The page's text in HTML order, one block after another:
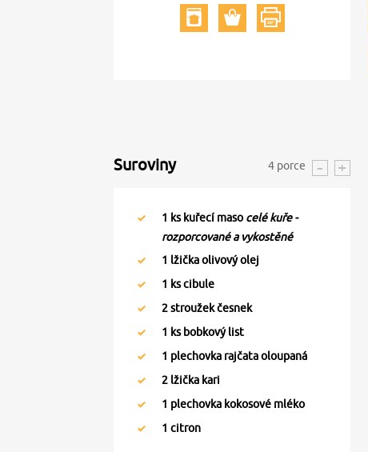
Suroviny 4 porce
1 ks kuřecí maso celé kuře -
rozporcované a vykostěné
1 lžička olivový olej
1 ks cibule
2stroužek česnek
1 ks bobkový list
1 plechovka rajčata oloupaná
2 lžička kari
1 plechovka kokosové mléko
1 citron